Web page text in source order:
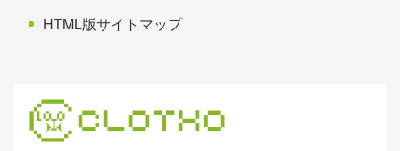
HTML版サイトマップ